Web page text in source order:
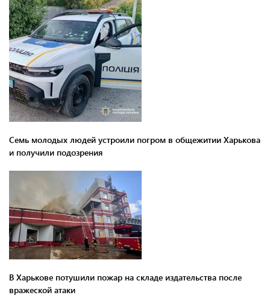
Семь молодых людей устроили погром в общежитии Харькова
и получили подозрения
В Харькове потушили пожар на складе издательства после
вражеской атаки